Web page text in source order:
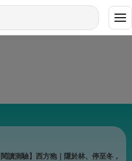
讀測驗】西方狍｜隱於林、停至冬，